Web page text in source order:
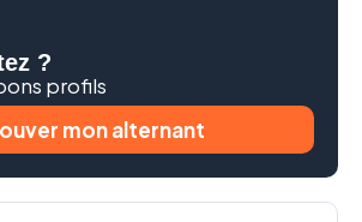
?
profils
mon alternant